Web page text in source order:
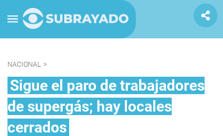
NACIONAL >
Sigue el paro de trabajadores
de supergás; hay locales
cerrados